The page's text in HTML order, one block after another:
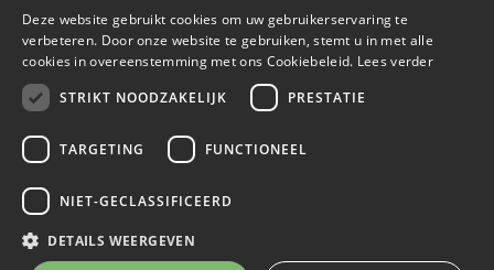
Schrijf je in en blijf op de hoogte
Lees meer
© Eurofleur
Tuincentrum Overzicht
Deze website gebruikt cookies om uw gebruikerservaring te
verbeteren. Door onze website te gebruiken, stemt u in met alle
cookies in overeenstemming met ons Cookiebeleid. Lees verder
STRIKT NOODZAKELIJK
PRESTATIE
TARGETING FUNCTIONEEL
NIET-GECLASSIFICEERD
DETAILS WEERGEVEN